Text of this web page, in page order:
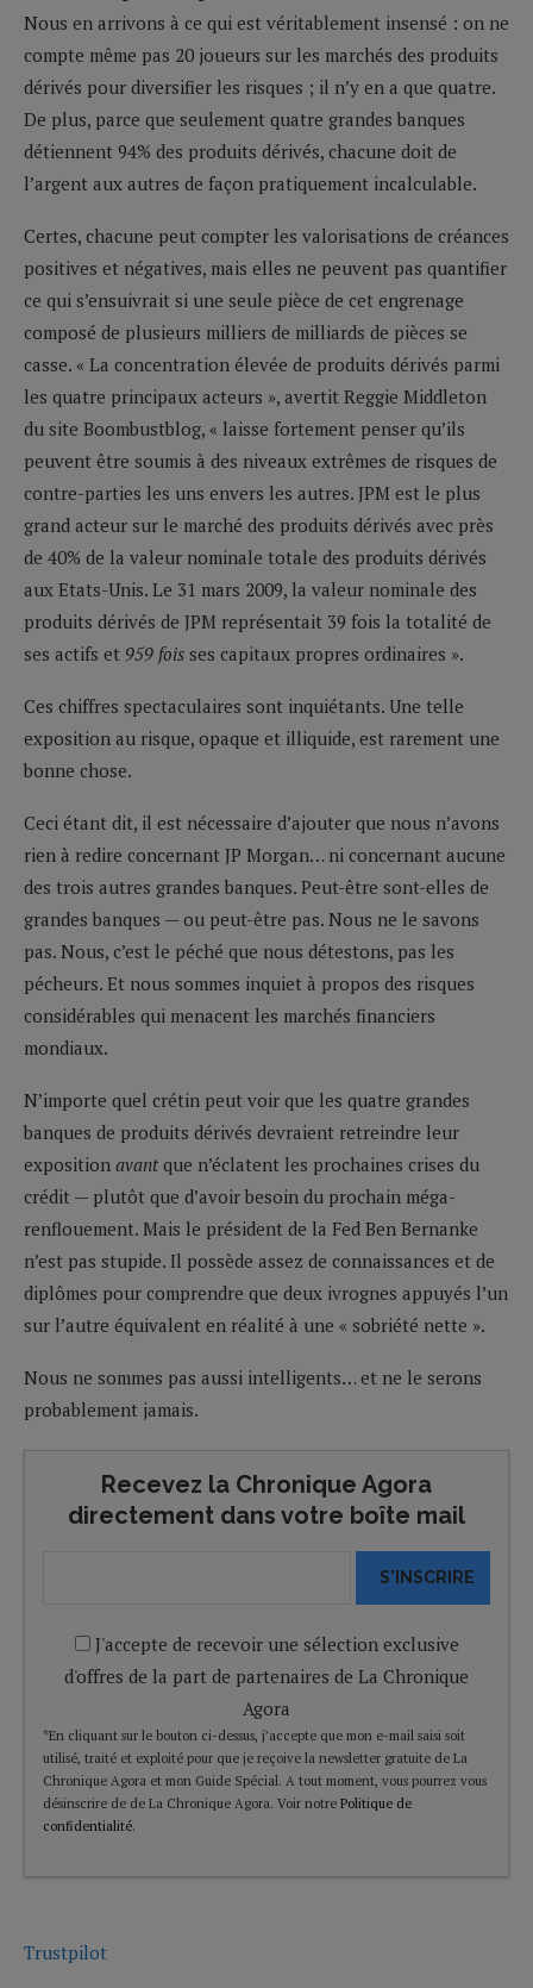
Nous en arrivons à ce qui est véritablement insensé : on ne
compte même pas 20 joueurs sur les marchés des produits
dérivés pour diversifier les risques ; il n’y en a que quatre.
De plus, parce que seulement quatre grandes banques
détiennent 94% des produits dérivés, chacune doit de
l’argent aux autres de façon pratiquement incalculable.
Certes, chacune peut compter les valorisations de créances
positives et négatives, mais elles ne peuvent pas quantifier
ce qui s’ensuivrait si une seule pièce de cet engrenage
composé de plusieurs milliers de milliards de pièces se
casse. « La concentration élevée de produits dérivés parmi
les quatre principaux acteurs », avertit Reggie Middleton
du site Boombustblog, « laisse fortement penser qu’ils
peuvent être soumis à des niveaux extrêmes de risques de
contre-parties les uns envers les autres. JPM est le plus
grand acteur sur le marché des produits dérivés avec près
de 40% de la valeur nominale totale des produits dérivés
aux Etats-Unis. Le 31 mars 2009, la valeur nominale des
produits dérivés de JPM représentait 39 fois la totalité de
ses actifs et 959 fois ses capitaux propres ordinaires ».
Ces chiffres spectaculaires sont inquiétants. Une telle
exposition au risque, opaque et illiquide, est rarement une
bonne chose.
Ceci étant dit, il est nécessaire d’ajouter que nous n’avons
rien à redire concernant JP Morgan… ni concernant aucune
des trois autres grandes banques. Peut-être sont-elles de
grandes banques — ou peut-être pas. Nous ne le savons
pas. Nous, c’est le péché que nous détestons, pas les
pécheurs. Et nous sommes inquiet à propos des risques
considérables qui menacent les marchés financiers
mondiaux.
N’importe quel crétin peut voir que les quatre grandes
banques de produits dérivés devraient retreindre leur
exposition avant que n’éclatent les prochaines crises du
crédit — plutôt que d’avoir besoin du prochain méga-
renflouement. Mais le président de la Fed Ben Bernanke
n’est pas stupide. Il possède assez de connaissances et de
diplômes pour comprendre que deux ivrognes appuyés l’un
sur l’autre équivalent en réalité à une « sobriété nette ».
Nous ne sommes pas aussi intelligents… et ne le serons
probablement jamais.
Recevez la Chronique Agora
directement dans votre boîte mail
S'INSCRIRE
J'accepte de recevoir une sélection exclusive
d'offres de la part de partenaires de La Chronique
Agora
*En cliquant sur le bouton ci-dessus, j’accepte que mon e-mail saisi soit
utilisé, traité et exploité pour que je reçoive la newsletter gratuite de La
Chronique Agora et mon Guide Spécial. A tout moment, vous pourrez vous
désinscrire de de La Chronique Agora. Voir notre Politique de
confidentialité.
Trustpilot